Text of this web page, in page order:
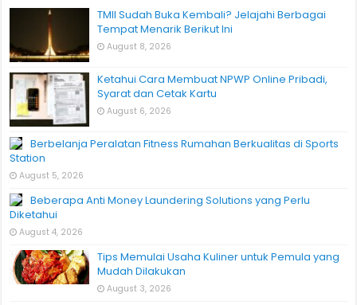
TMII Sudah Buka Kembali? Jelajahi Berbagai
Tempat Menarik Berikut Ini
August 8, 2026
Ketahui Cara Membuat NPWP Online Pribadi,
Syarat dan Cetak Kartu
August 6, 2026
Berbelanja Peralatan Fitness Rumahan Berkualitas di Sports
Station
August 5, 2026
Beberapa Anti Money Laundering Solutions yang Perlu
Diketahui
August 4, 2026
Tips Memulai Usaha Kuliner untuk Pemula yang
Mudah Dilakukan
August 3, 2026